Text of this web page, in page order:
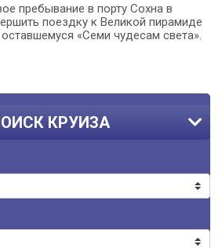
КРУИЗА
пребывание в порту Сохна в
поездку к Великой пирамиде
«Семи чудесам света».